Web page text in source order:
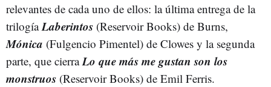
relevantes de cada uno de ellos: la última entrega de la
trilogíaLaberintos (Reservoir Books) de Burns,
Mónica (Fulgencio Pimentel) de Clowes y la segunda
parte, que cierraLo que más me gustan son los
monstruos (Reservoir Books) de Emil Ferris.